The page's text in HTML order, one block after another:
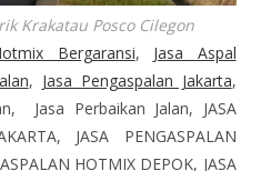
Krakatau Posco Cilegon
Bergaransi, Jasa Aspal
, Jasa Pengaspalan Jakarta,
Jasa Perbaikan Jalan, JASA
JASA PENGASPALAN
HOTMIX DEPOK, JASA